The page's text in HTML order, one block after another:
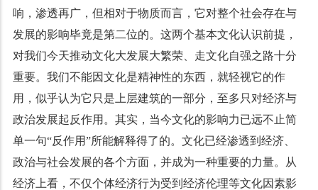
响，渗透再广，但相对于物质而言，它对整个社会存在与
发展的影响毕竟是第二位的。这两个基本文化认识前提，
对我们今天推动文化大发展大繁荣、走文化自强之路十分
重要。我们不能因文化是精神性的东西，就轻视它的作
用，似乎认为它只是上层建筑的一部分，至多只对经济与
政治发展起反作用。其实，当今文化的影响力已远不止简
单一句“反作用”所能解释得了的。文化已经渗透到经济、
政治与社会发展的各个方面，并成为一种重要的力量。从
经济上看，不仅个体经济行为受到经济伦理等文化因素影